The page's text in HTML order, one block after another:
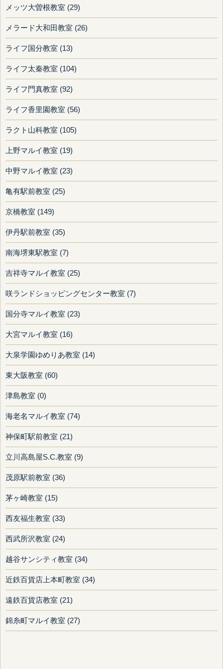
メッツ大曽根教室 (29)
メラード大和田教室 (26)
ライフ国分教室 (13)
ライフ太秦教室 (104)
ライフ門真教室 (92)
ライフ香里園教室 (56)
ラクト山科教室 (105)
上野マルイ教室 (19)
中野マルイ教室 (23)
亀有駅前教室 (25)
京橋教室 (149)
伊丹駅前教室 (35)
南海堺東駅教室 (7)
吉祥寺マルイ教室 (25)
咲ランドショッピングセンター教室 (7)
国分寺マルイ教室 (23)
大宮マルイ教室 (16)
大泉学園ゆめりあ教室 (14)
東大阪教室 (60)
津島教室 (0)
海老名マルイ教室 (74)
神保町駅前教室 (21)
立川高島屋S.C.教室 (9)
茂原駅前教室 (36)
茅ヶ崎教室 (15)
西友福生教室 (33)
西武所沢教室 (24)
越谷サンシティ教室 (34)
近鉄百貨店上本町教室 (34)
遠鉄百貨店教室 (21)
錦糸町マルイ教室 (27)